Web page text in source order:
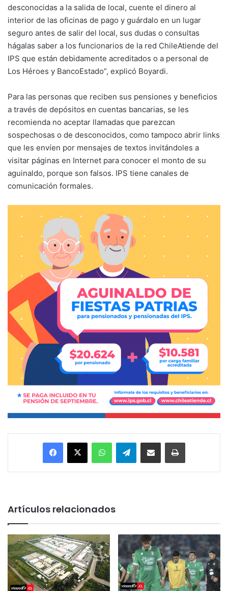
desconocidas a la salida de local, cuente el dinero al
interior de las oficinas de pago y guárdalo en un lugar
seguro antes de salir del local, sus dudas o consultas
hágalas saber a los funcionarios de la red ChileAtiende del
IPS que están debidamente acreditados o a personal de
Los Héroes y BancoEstado”, explicó Boyardi.
Para las personas que reciben sus pensiones y beneficios
a través de depósitos en cuentas bancarias, se les
recomienda no aceptar llamadas que parezcan
sospechosas o de desconocidos, como tampoco abrir links
que les envíen por mensajes de textos invitándoles a
visitar páginas en Internet para conocer el monto de su
aguinaldo, porque son falsos. IPS tiene canales de
comunicación formales.
Facebook
X WhatsAppTelegramEnviar vía email Imprimir
Artículos relacionados